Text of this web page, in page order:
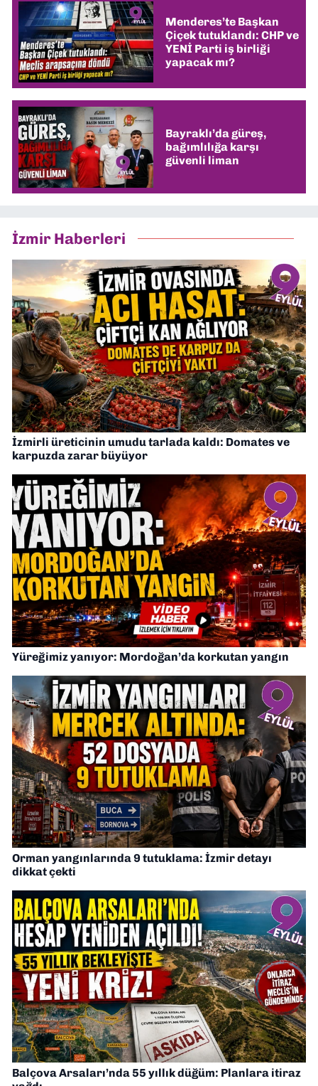
Menderes’te Başkan
Çiçek tutuklandı: CHP ve
YENİ Parti iş birliği
yapacak mı?
Bayraklı’da güreş,
bağımlılığa karşı
güvenli liman
İzmir Haberleri
İzmirli üreticinin umudu tarlada kaldı: Domates ve
karpuzda zarar büyüyor
Yüreğimiz yanıyor: Mordoğan’da korkutan yangın
Orman yangınlarında 9 tutuklama: İzmir detayı
dikkat çekti
Balçova Arsaları’nda 55 yıllık düğüm: Planlara itiraz